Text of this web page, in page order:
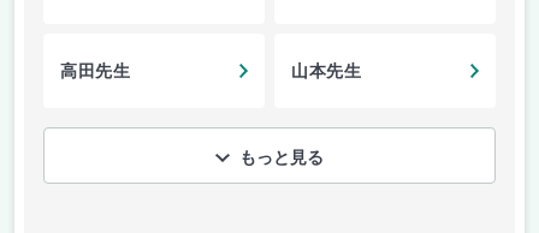
高田先生 山本先生
もっと見る